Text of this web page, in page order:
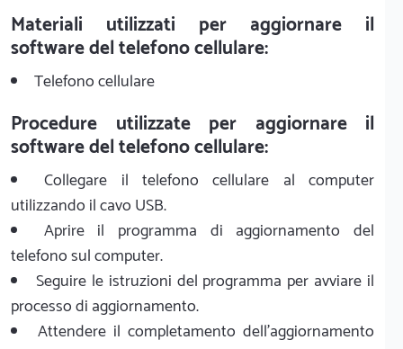
Materiali utilizzati per aggiornare il
software del telefono cellulare:
Telefono cellulare
Procedure utilizzate per aggiornare il
software del telefono cellulare:
Collegare il telefono cellulare al computer
utilizzando il cavo USB.
Aprire il programma di aggiornamento del
telefono sul computer.
Seguire le istruzioni del programma per avviare il
processo di aggiornamento.
Attendere il completamento dell'aggiornamento